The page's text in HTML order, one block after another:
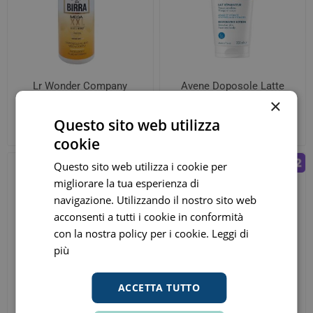
Lr Wonder Company
ora € 12,00
Prezzo consigliato: € 20,00
Avene Doposole Latte
ora
Prezzo consigliato:
×
Questo sito web utilizza
cookie
Questo sito web utilizza i cookie per
migliorare la tua esperienza di
navigazione. Utilizzando il nostro sito web
acconsenti a tutti i cookie in conformità
con la nostra policy per i cookie. Leggi di
più
ACCETTA TUTTO